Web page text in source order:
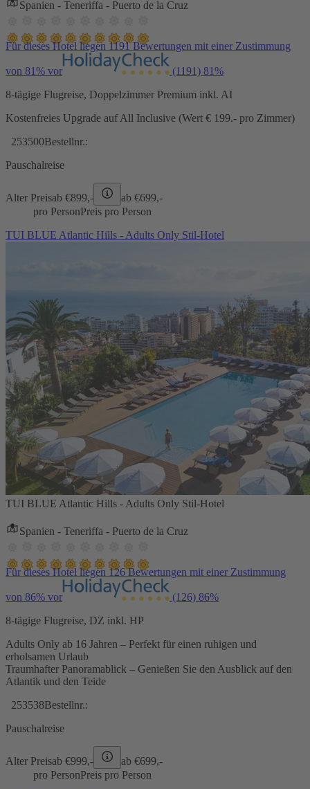
Spanien - Teneriffa - Puerto de la Cruz
Für dieses Hotel liegen 1191 Bewertungen mit einer Zustimmung
von 81% vor (1191) 81%
8-tägige Flugreise, Doppelzimmer Premium inkl. AI
Kostenfreies Upgrade auf All Inclusive (Wert € 199.- pro Zimmer)
253500Bestellnr.:
Pauschalreise
Alter Preisab €899,- ab €699,-
pro PersonPreis pro Person
TUI BLUE Atlantic Hills - Adults Only Stil-Hotel
TUI BLUE Atlantic Hills - Adults Only Stil-Hotel
Spanien - Teneriffa - Puerto de la Cruz
Für dieses Hotel liegen 126 Bewertungen mit einer Zustimmung
von 86% vor (126) 86%
8-tägige Flugreise, DZ inkl. HP
Adults Only ab 16 Jahren – Perfekt für einen ruhigen und
erholsamen Urlaub
Traumhafter Panoramablick – Genießen Sie den Ausblick auf den
Atlantik und den Teide
253538Bestellnr.:
Pauschalreise
Alter Preisab €999,- ab €699,-
pro PersonPreis pro Person